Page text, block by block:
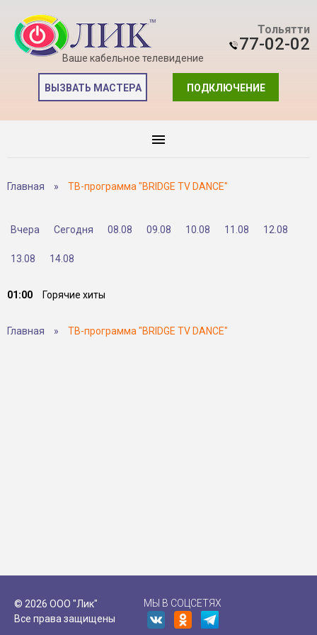
Ваше кабельное телевидение
Тольятти
77-02-02
ПОДКЛЮЧЕНИЕ
ВЫЗВАТЬ МАСТЕРА
Главная » ТВ-программа "BRIDGE TV DANCE"
Вчера Сегодня 08.08 09.08 10.08 11.08 12.08
13.08 14.08
01:00 Горячие хиты
Главная » ТВ-программа "BRIDGE TV DANCE"
© 2026 ООО "Лик"
Все права защищены
МЫ В СОЦСЕТЯХ